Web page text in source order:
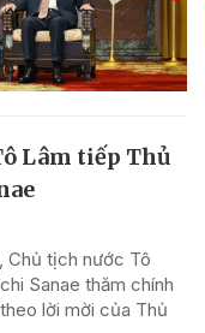
Lâm tiếp Thủ
Chủ tịch nước Tô
Sanae thăm chính
lời mời của Thủ